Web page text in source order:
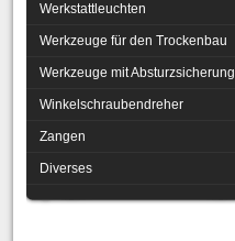
Werkstattleuchten
Werkzeuge für den Trockenbau
Werkzeuge mit Absturzsicherung
Winkelschraubendreher
Zangen
Diverses